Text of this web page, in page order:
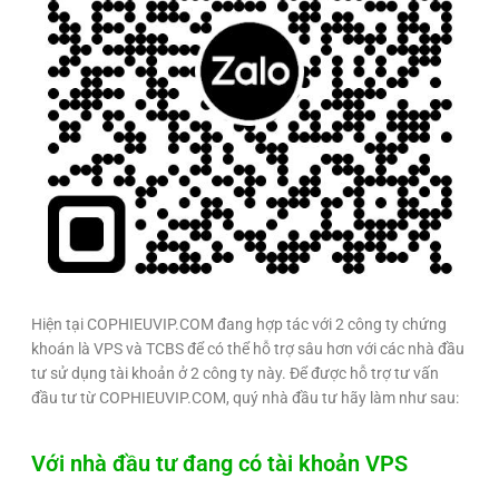
Hiện tại COPHIEUVIP.COM đang hợp tác với 2 công ty chứng
khoán là VPS và TCBS để có thể hỗ trợ sâu hơn với các nhà đầu
tư sử dụng tài khoản ở 2 công ty này. Để được hỗ trợ tư vấn
đầu tư từ COPHIEUVIP.COM, quý nhà đầu tư hãy làm như sau:
Với nhà đầu tư đang có tài khoản VPS